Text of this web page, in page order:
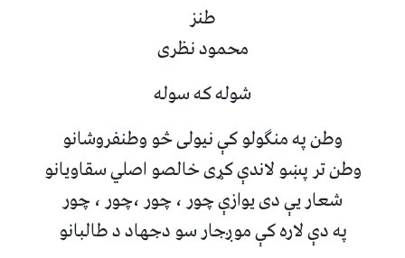
طنز
محمود نظری
شوله که سوله
وطن په منګولو کې نیولی څو وطنفروشانو
وطن تر پښو لاندې کړی خالصو اصلي سقاویانو
شعار یې دی یوازې چور ، چور ،چور ، چور
په دې لاره کې موږجار سو دجهاد د طالبانو